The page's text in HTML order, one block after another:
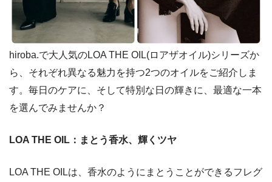
hiroba.で大人気のLOA THE OIL(ロアザオイル)シリーズか
ら、それぞれ異なる魅力を持つ2つのオイルをご紹介しま
す。毎日のケアに、そして特別な日の輝きに、最適な一本
を選んでみませんか？
LOA THE OIL：まとう香水、輝くツヤ
LOA THE OILは、香水のようにまとうことができるフレグ